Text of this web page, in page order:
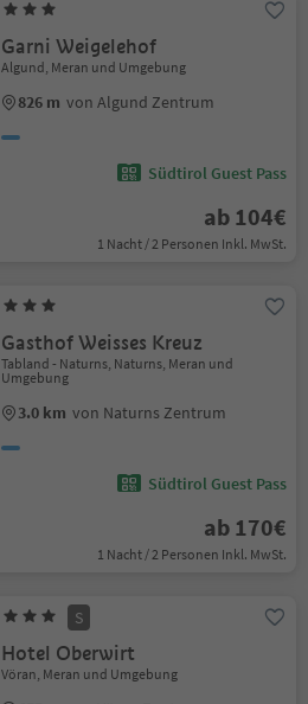
Garni Weigelehof
Algund, Meran und Umgebung
826 m von Algund Zentrum
Südtirol Guest Pass
ab 104€
1 Nacht / 2 Personen Inkl. MwSt.
Gasthof Weisses Kreuz
Tabland - Naturns, Naturns, Meran und
Umgebung
3.0 km von Naturns Zentrum
Südtirol Guest Pass
ab 170€
1 Nacht / 2 Personen Inkl. MwSt.
S
Hotel Oberwirt
Vöran, Meran und Umgebung